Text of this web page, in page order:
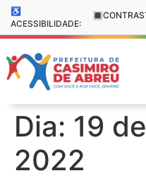
♿
ACESSIBILIDADE:
🔳
Dia: 19
2022